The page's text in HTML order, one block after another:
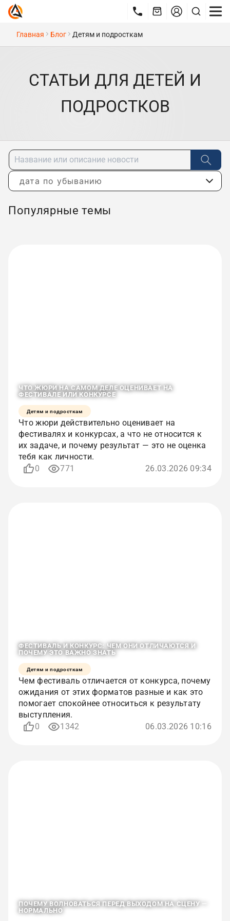
Главная Блог Детям и подросткам
СТАТЬИ ДЛЯ ДЕТЕЙ И
ПОДРОСТКОВ
дата по убыванию
Популярные темы
ЧТО ЖЮРИ НА САМОМ ДЕЛЕ ОЦЕНИВАЕТ НА
ФЕСТИВАЛЕ ИЛИ КОНКУРСЕ
Детям и подросткам
Что жюри действительно оценивает на
фестивалях и конкурсах, а что не относится к
их задаче, и почему результат — это не оценка
тебя как личности.
0
771 26.03.2026 09:34
ФЕСТИВАЛЬ И КОНКУРС: ЧЕМ ОНИ ОТЛИЧАЮТСЯ И
ПОЧЕМУ ЭТО ВАЖНО ЗНАТЬ
Детям и подросткам
Чем фестиваль отличается от конкурса, почему
ожидания от этих форматов разные и как это
помогает спокойнее относиться к результату
выступления.
0
1342 06.03.2026 10:16
ПОЧЕМУ ВОЛНОВАТЬСЯ ПЕРЕД ВЫХОДОМ НА СЦЕНУ —
НОРМАЛЬНО